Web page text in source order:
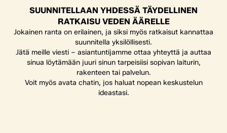
SUUNNITELLAAN YHDESSÄ TÄYDELLINEN
RATKAISU VEDEN ÄÄRELLE
Jokainen ranta on erilainen, ja siksi myös ratkaisut kannattaa
suunnitella yksilöllisesti.
Jätä meille viesti – asiantuntijamme ottaa yhteyttä ja auttaa
sinua löytämään juuri sinun tarpeisiisi sopivan laiturin,
rakenteen tai palvelun.
Voit myös avata chatin, jos haluat nopean keskustelun
ideastasi.